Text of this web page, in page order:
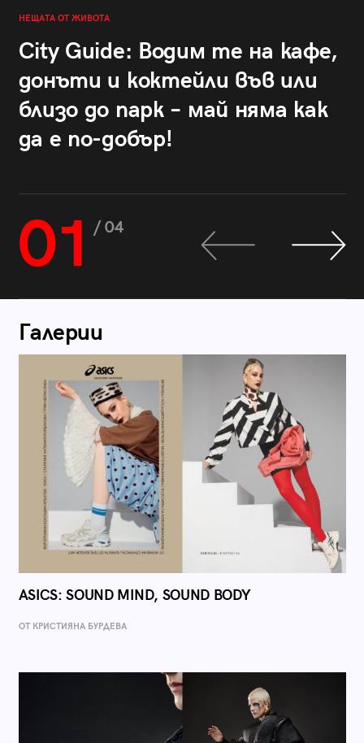
НЕЩАТА ОТ ЖИВОТА
City Guide: Водим те на кафе,
донъти и коктейли във или
близо до парк – май няма как
да е по-добър!
01 / 04
Галерии
ASICS: SOUND MIND, SOUND BODY
ОТ КРИСТИЯНА БУРДЕВА